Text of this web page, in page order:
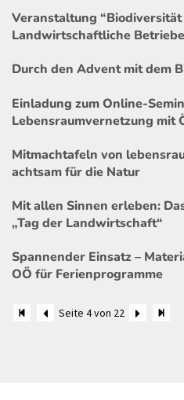
Veranstaltung
Landwirtschaftliche
Durch den Advent mit dem
Einladung zum Online-
Lebensraumvernetzung mit
Mitmachtafeln von
achtsam für die Natur
Mit allen Sinnen erleben:
„Tag der Landwirtschaft“
Spannender Einsatz –
OÖ für Ferienprogramme
Seite 4 von 22